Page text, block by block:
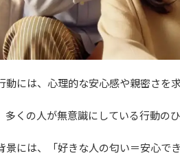
動には、心理的な安心感や親密さを
多くの人が無意識にしている行動のひ
景には、「好きな人の匂い＝安心で